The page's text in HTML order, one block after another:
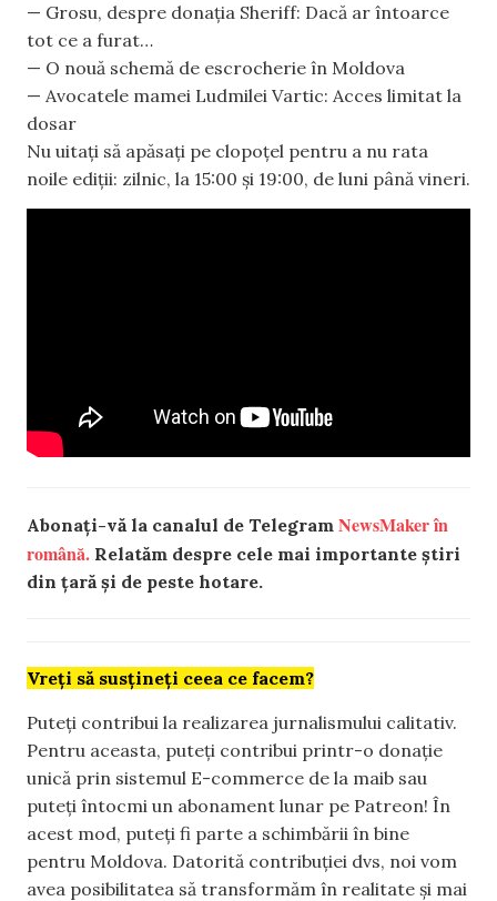
— Grosu, despre donația Sheriff: Dacă ar întoarce
tot ce a furat…
— O nouă schemă de escrocherie în Moldova
— Avocatele mamei Ludmilei Vartic: Acces limitat la
dosar
Nu uitați să apăsați pe clopoțel pentru a nu rata
noile ediții: zilnic, la 15:00 și 19:00, de luni până vineri.
Abonați-vă la canalul de Telegram NewsMaker în
română. Relatăm despre cele mai importante știri
din țară și de peste hotare.
Vreți să susțineți ceea ce facem?
Puteți contribui la realizarea jurnalismului calitativ.
Pentru aceasta, puteți contribui printr-o donație
unică prin sistemul E-commerce de la maib sau
puteți întocmi un abonament lunar pe Patreon! În
acest mod, puteți fi parte a schimbării în bine
pentru Moldova. Datorită contribuției dvs, noi vom
avea posibilitatea să transformăm în realitate și mai